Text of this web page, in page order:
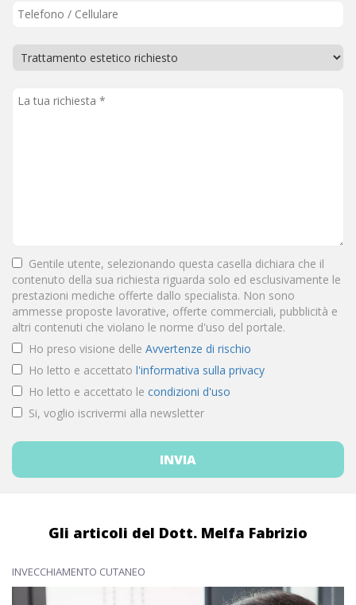
Gentile utente, selezionando questa casella dichiara che il
contenuto della sua richiesta riguarda solo ed esclusivamente le
prestazioni mediche offerte dallo specialista. Non sono
ammesse proposte lavorative, offerte commerciali, pubblicità e
altri contenuti che violano le norme d'uso del portale.
Ho preso visione delle Avvertenze di rischio
Ho letto e accettato l'informativa sulla privacy
Ho letto e accettato le condizioni d'uso
Si, voglio iscrivermi alla newsletter
Gli articoli del Dott. Melfa Fabrizio
INVECCHIAMENTO CUTANEO